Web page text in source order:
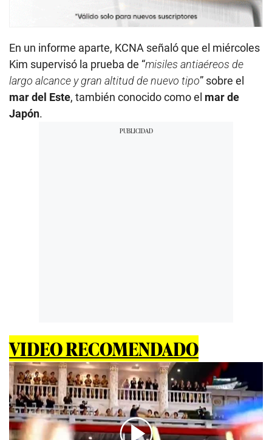
En un informe aparte, KCNA señaló que el miércoles
Kim supervisó la prueba de “misiles antiaéreos de
largo alcance y gran altitud de nuevo tipo” sobre el
mar del Este, también conocido como el mar de
Japón.
VIDEO RECOMENDADO